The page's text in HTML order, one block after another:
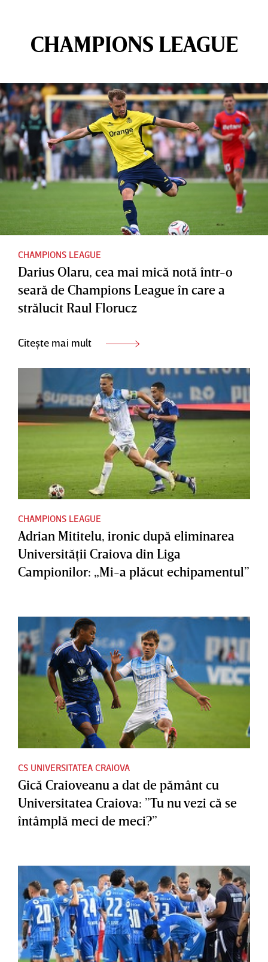
CHAMPIONS LEAGUE
CHAMPIONS LEAGUE
Darius Olaru, cea mai mică notă într-o
seară de Champions League în care a
strălucit Raul Florucz
Citește mai mult
CHAMPIONS LEAGUE
Adrian Mititelu, ironic după eliminarea
Universităţii Craiova din Liga
Campionilor: „Mi-a plăcut echipamentul”
CS UNIVERSITATEA CRAIOVA
Gică Craioveanu a dat de pământ cu
Universitatea Craiova: ”Tu nu vezi că se
întâmplă meci de meci?”